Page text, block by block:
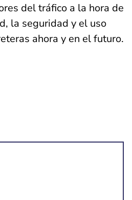
del tráfico a la hora de
la seguridad y el uso
ahora y en el futuro.